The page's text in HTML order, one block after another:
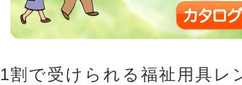
1割で受けられる福祉用具レ